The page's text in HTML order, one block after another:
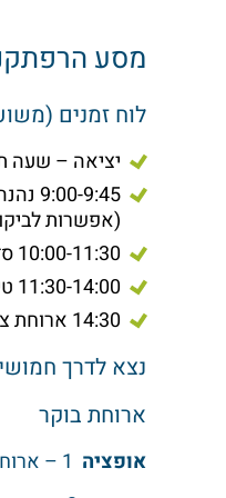
מסע
לוח זמנים
יציאה – שעה
9:00-9:45 נהנה מארוחת בוקר קלה
(אפשרות
10:00-11:30 סדנת קפה או ביקור במבשלת בירה או טעימות ביקב לבחירתכם
11:30-14:00 טיול איזי ריידר או טיול ריינג'רים
14:30 ארוחת צהריים בסוף הטיול
נצא לדרך
ארוחת בוקר
אופציה 1 – ארוחת בוקר קלה – של כריכים או מאפים מתוקים, מאפים מלוחים ופירות בליווי שתיה קלה וחמה.